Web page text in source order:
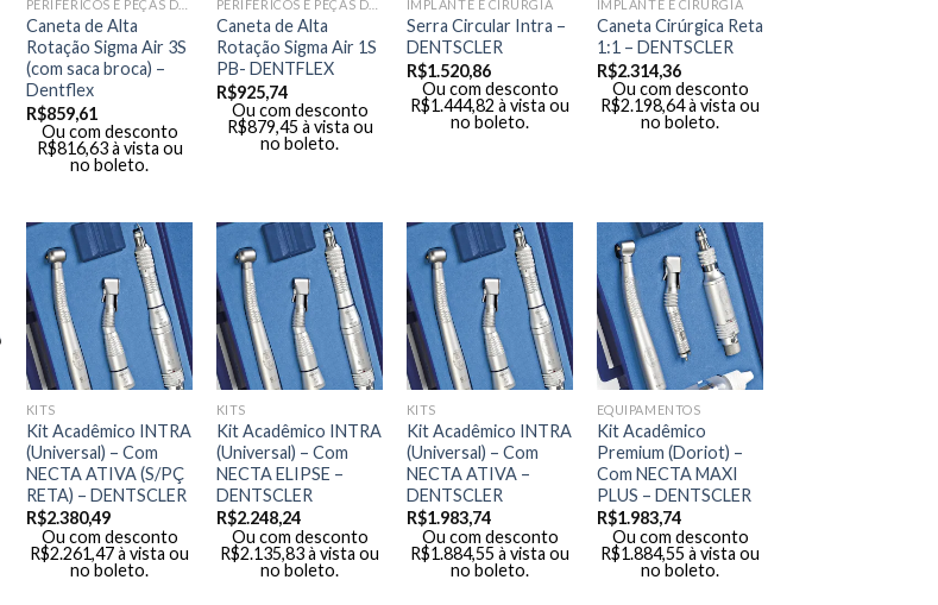
Caneta de Alta
Rotação Sigma Air 3S
(com saca broca) –
Dentflex
R$859,61
Ou com desconto
R$816,63 à vista ou
no boleto.
Caneta de Alta
Rotação Sigma Air 1S
PB- DENTFLEX
R$925,74
Ou com desconto
R$879,45 à vista ou
no boleto.
IMPLANTE E CIRURGIA
Serra Circular Intra –
DENTSCLER
R$1.520,86
Ou com desconto
R$1.444,82 à vista ou
no boleto.
IMPLANTE E CIRURGIA
Caneta Cirúrgica Reta
1:1 – DENTSCLER
R$2.314,36
Ou com desconto
R$2.198,64à vista ou
no boleto.
KITS
Kit Acadêmico INTRA
(Universal) – Com
NECTA ATIVA (S/PÇ
RETA) – DENTSCLER
R$2.380,49
Ou com desconto
R$2.261,47à vista ou
no boleto.
KITS
Kit Acadêmico INTRA
(Universal) – Com
NECTA ELIPSE –
DENTSCLER
R$2.248,24
Ou com desconto
R$2.135,83à vista ou
no boleto.
KITS
Kit Acadêmico INTRA
(Universal) – Com
NECTA ATIVA –
DENTSCLER
R$1.983,74
Ou com desconto
R$1.884,55 à vista ou
no boleto.
EQUIPAMENTOS
Kit Acadêmico
Premium (Doriot) –
Com NECTA MAXI
PLUS – DENTSCLER
R$1.983,74
Ou com desconto
R$1.884,55 à vista ou
no boleto.